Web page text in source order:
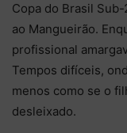
Copa do Brasil
ao Mangueirão.
profissional
Tempos difíceis,
menos como se o
desleixado.